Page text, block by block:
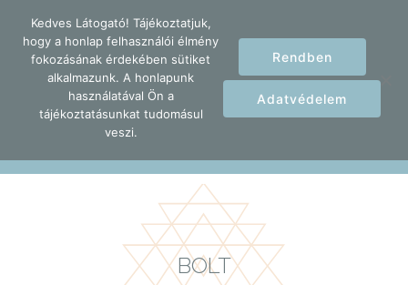
Bolt
BOLT
Kedves Látogató! Tájékoztatjuk,
hogy a honlap felhasználói élmény
fokozásának érdekében sütiket
alkalmazunk. A honlapunk
használatával Ön a
tájékoztatásunkat tudomásul
veszi.
Rendben
Adatvédelem